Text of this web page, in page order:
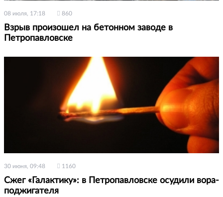
08 июля, 17:18 860
Взрыв произошел на бетонном заводе в
Петропавловске
30 июня, 09:48 1160
Сжег «Галактику»: в Петропавловске осудили вора-
поджигателя